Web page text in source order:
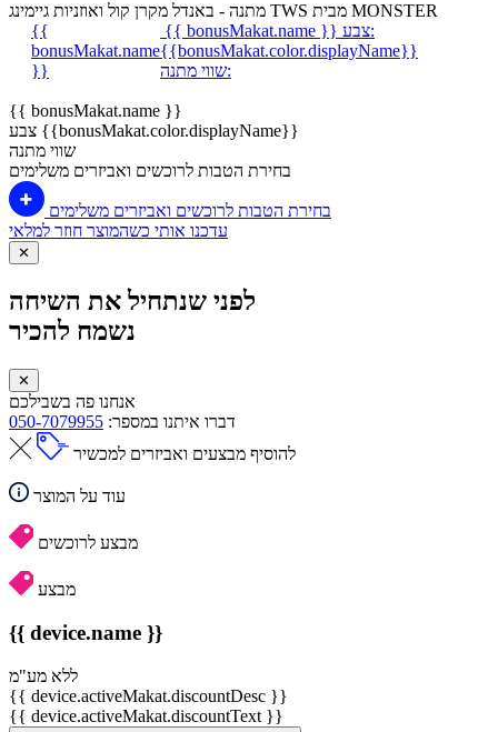
מתנה - באנדל מקרן קול ואוזניות גיימינג TWS מבית MONSTER
{{
bonusMakat.name
}}
{{ bonusMakat.name }}
צבע:
{{bonusMakat.color.displayName}}
שווי מתנה:
{{ bonusMakat.name }}
צבע {{bonusMakat.color.displayName}}
שווי מתנה
בחירת הטבות לרוכשים ואביזרים משלימים
בחירת הטבות לרוכשים ואביזרים משלימים
עדכנו אותי כשהמוצר חוזר למלאי
✕
לפני שנתחיל את השיחה
נשמח להכיר
✕
אנחנו פה בשבילכם
דברו איתנו במספר: 050-7079955
להוסיף מבצעים ואביזרים למכשיר
עוד על המוצר
מבצע לרוכשים
מבצע
{{ device.name }}
ללא מע"מ
{{ device.activeMakat.discountDesc }}
{{ device.activeMakat.discountText }}